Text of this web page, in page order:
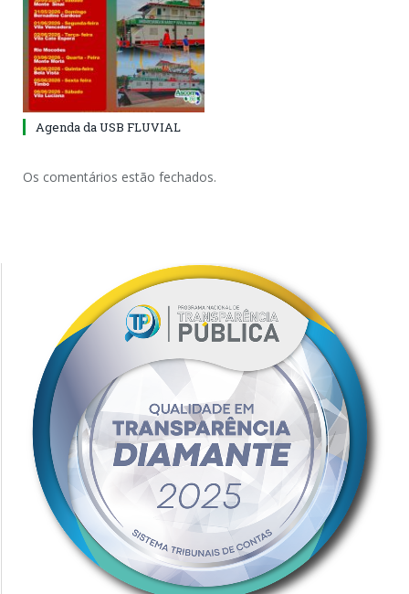
Agenda da USB FLUVIAL
Os comentários estão fechados.